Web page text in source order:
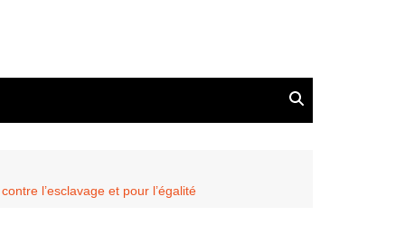
l’esclavage et pour l’égalité